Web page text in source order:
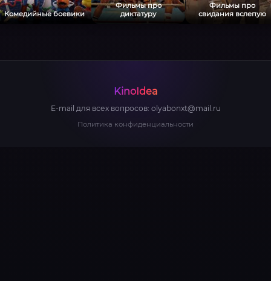
Комедийные боевики
Фильмы про
диктатуру
Фильмы про
свидания вслепую
KinoIdea
E-mail для всех вопросов: olyabonxt@mail.ru
Политика конфиденциальности